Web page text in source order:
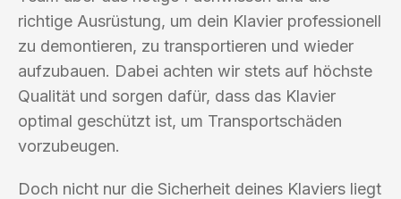
richtige Ausrüstung, um dein Klavier professionell
zu demontieren, zu transportieren und wieder
aufzubauen. Dabei achten wir stets auf höchste
Qualität und sorgen dafür, dass das Klavier
optimal geschützt ist, um Transportschäden
vorzubeugen.
Doch nicht nur die Sicherheit deines Klaviers liegt